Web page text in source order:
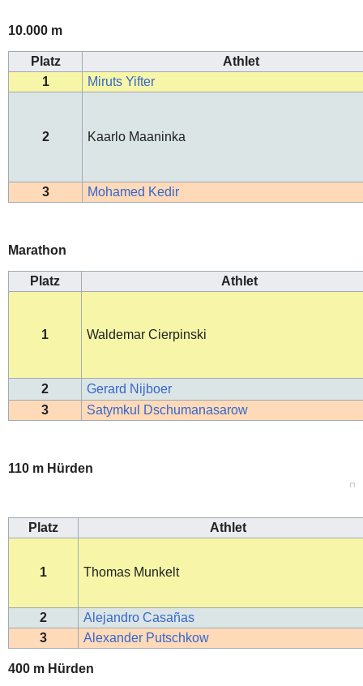
10.000 m
Platz
Athlet
1
Miruts Yifter
2 Kaarlo Maaninka
3 Mohamed Kedir
Marathon
Platz Athlet
1 Waldemar Cierpinski
2
Gerard Nijboer
3
Satymkul Dschumanasarow
110 m Hürden
Platz Athlet
1 Thomas Munkelt
2
Alejandro Casañas
3
Alexander Putschkow
400 m Hürden